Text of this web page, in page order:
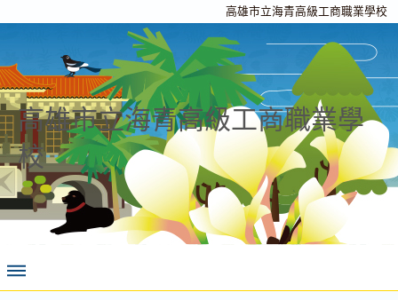
高雄市立海青高級工商職業學校
高雄市立海青高級工商職業學
校